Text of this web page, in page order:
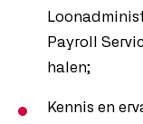
Payroll
halen;
Kennis en